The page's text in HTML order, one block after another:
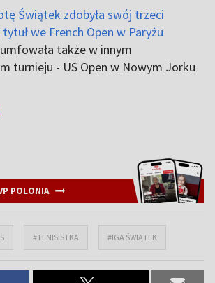
Świątek zdobyła swój trzeci
we French Open w Paryżu
także w innym
turnieju - US Open w Nowym Jorku
POLONIA
#TENISISTKA #IGA ŚWIĄTEK